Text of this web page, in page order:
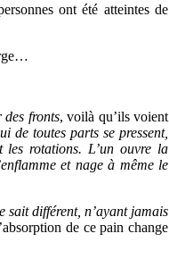
ont été atteintes de
fronts, voilà qu’ils voient
de toutes parts se pressent,
les rotations. L’un ouvre la
et nage à même le
sait différent, n’ayant jamais
de ce pain change